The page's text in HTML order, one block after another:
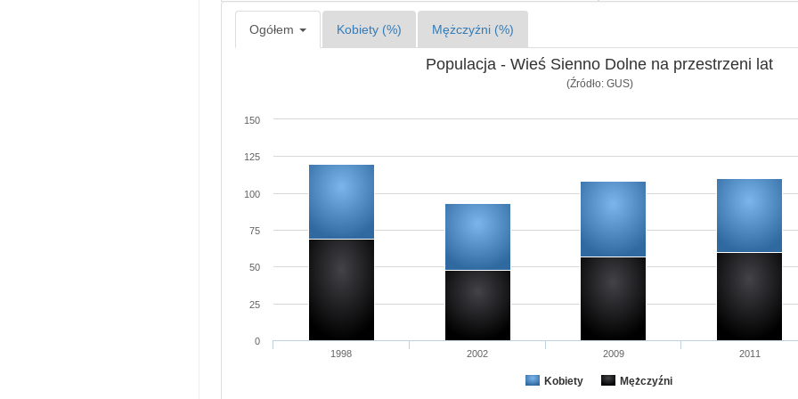
Ogółem Kobiety (%) Mężczyźni (%)
Populacja - Wieś Sienno Dolne na przestrzeni lat
(Źródło: GUS)
Kobiety Mężczyźni
1998 2002 2009 2011
0
25
50
75
100
125
150